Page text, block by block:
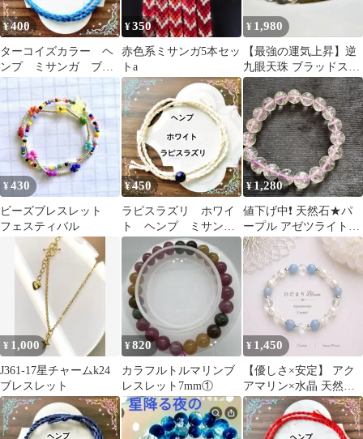
¥400
ターコイズカラー ヘ
ンプ ミサンガ ブレ
¥350
赤色系ミサンガ5本セッ
トa
¥ 1,980
【最強の運気上昇】逆
九眼天珠 ブラッドスト
ーン ブレスレット パワ
ーストーン
¥430
ビーズブレスレット
フェスティバル
¥450
ラピスラズリ ホワイ
ト ヘンプ ミサン
ガ ブレスレット ア
ンクレット
¥1,280
値下げ中❗️ 天然石★パ
ープル アゼツライト
ブレス 10㎜ 内径16
㎝ 虹あり
¥ 1,000
J361-17星チャームk24
ブレスレット
¥820
カラフルトルマリンブ
レスレット7mm①
¥ 1,450
【優しさ×安定】 アク
アマリン×水晶 天然石
ブレスレット